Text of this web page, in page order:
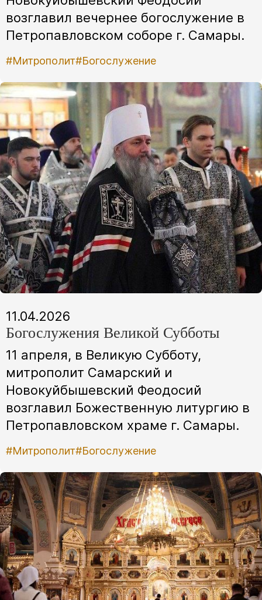
возглавил вечернее богослужение в
Петропавловском соборе г. Самары.
#Митрополит#Богослужение
11.04.2026
Богослужения Великой Субботы
11 апреля, в Великую Субботу,
митрополит Самарский и
Новокуйбышевский Феодосий
возглавил Божественную литургию в
Петропавловском храме г. Самары.
#Митрополит#Богослужение